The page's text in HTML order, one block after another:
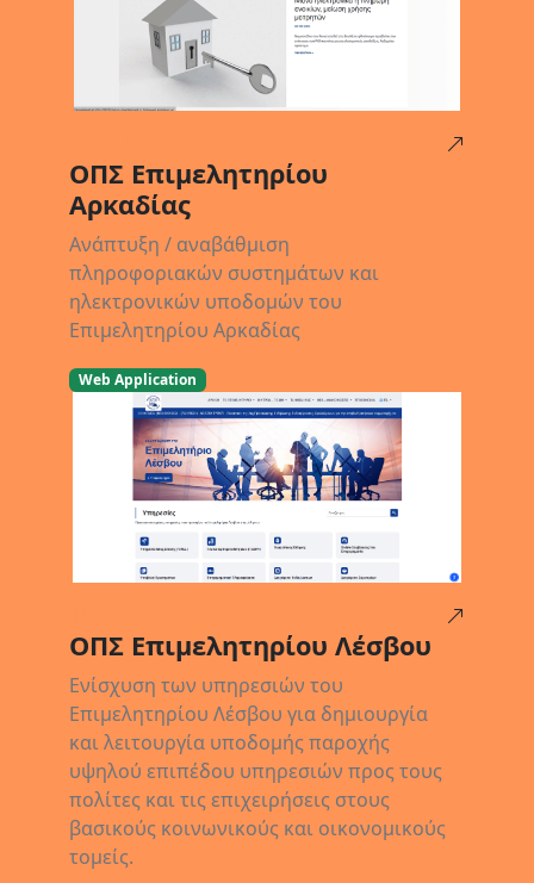
ΟΠΣ Επιμελητηρίου
Αρκαδίας
Ανάπτυξη / αναβάθμιση
πληροφοριακών συστημάτων και
ηλεκτρονικών υποδομών του
Επιμελητηρίου Αρκαδίας
Web Application
ΟΠΣ Επιμελητηρίου Λέσβου
Ενίσχυση των υπηρεσιών του
Επιμελητηρίου Λέσβου για δημιουργία
και λειτουργία υποδομής παροχής
υψηλού επιπέδου υπηρεσιών προς τους
πολίτες και τις επιχειρήσεις στους
βασικούς κοινωνικούς και οικονομικούς
τομείς.